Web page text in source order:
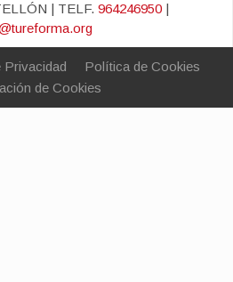
| TELF. 964246950|
Privacidad
Política de Cookies
de Cookies